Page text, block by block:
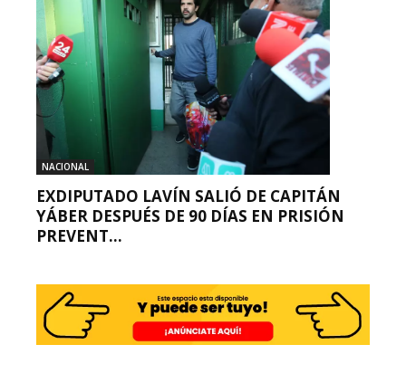
NACIONAL
EXDIPUTADO LAVÍN SALIÓ DE CAPITÁN
YÁBER DESPUÉS DE 90 DÍAS EN PRISIÓN
PREVENT...